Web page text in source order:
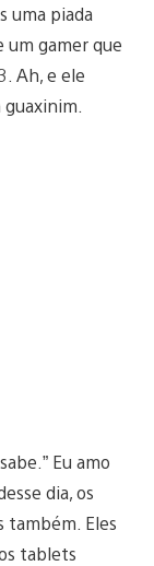
uma piada
um gamer que
Ah, e ele
Eu amo
dia, os
também. Eles
tablets